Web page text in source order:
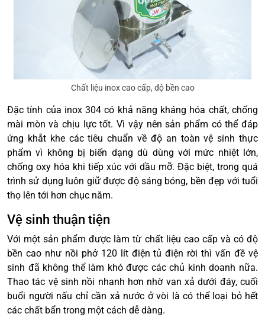
Chất liệu inox cao cấp, độ bền cao
Đặc tính của inox 304 có khả năng kháng hóa chất, chống
mài mòn và chịu lực tốt. Vì vậy nên sản phẩm có thể đáp
ứng khắt khe các tiêu chuẩn về độ an toàn vệ sinh thực
phẩm vì không bị biến dạng dù dùng với mức nhiệt lớn,
chống oxy hóa khi tiếp xúc với dầu mỡ. Đặc biệt, trong quá
trình sử dụng luôn giữ được độ sáng bóng, bền đẹp với tuổi
thọ lên tới hơn chục năm.
Vệ sinh thuận tiện
Với một sản phẩm được làm từ chất liệu cao cấp và có độ
bền cao như nồi phở 120 lít điện tủ điện rời thì vấn đề vệ
sinh đã không thể làm khó được các chủ kinh doanh nữa.
Thao tác vệ sinh nồi nhanh hơn nhờ van xả dưới đáy, cuối
buổi người nấu chỉ cần xả nước ở vòi là có thể loại bỏ hết
các chất bẩn trong một cách dễ dàng.